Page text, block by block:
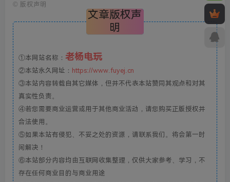
© 版权声明
文章版权声
明
①本网站名称： 老杨电玩
②本站永久网址： https://www.fuyej.cn
③本站内容转载自其它媒体，但并不代表本站赞同其观点和对其
真实性负责。
④若您需要商业运营或用于其他商业活动，请您购买正版授权并
合法使用。
⑤如果本站有侵犯、不妥之处的资源，请联系我们。将会第一时
间解决！
⑥本站部分内容均由互联网收集整理，仅供大家参考、学习，不
存在任何商业目的与商业用途